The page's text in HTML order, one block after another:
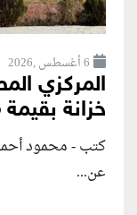
6 أغسطس ,2026
المركزي
خزانة بقيمة 16.5 مليار...
كتب - محمود أحمد
عن...